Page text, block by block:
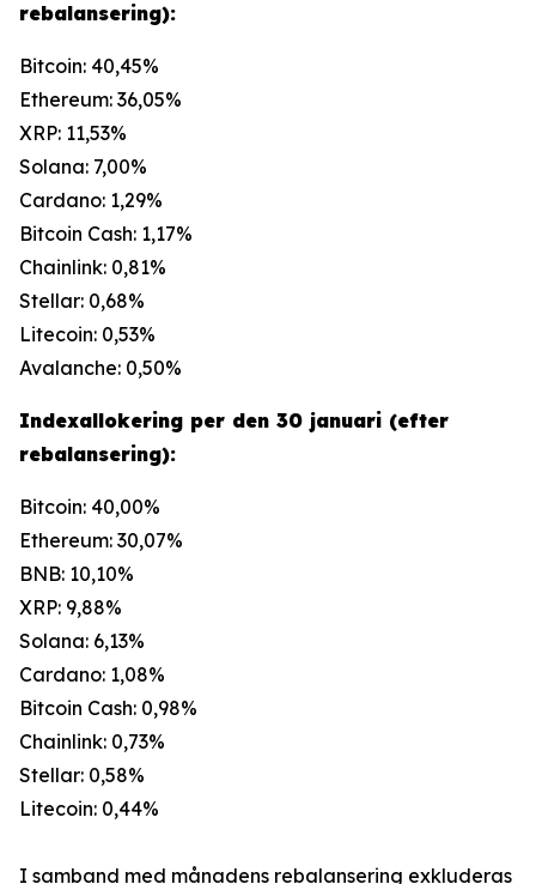
rebalansering):
Bitcoin: 40,45%
Ethereum: 36,05%
XRP: 11,53%
Solana: 7,00%
Cardano: 1,29%
Bitcoin Cash: 1,17%
Chainlink: 0,81%
Stellar: 0,68%
Litecoin: 0,53%
Avalanche: 0,50%
Indexallokering per den 30 januari (efter
rebalansering):
Bitcoin: 40,00%
Ethereum: 30,07%
BNB: 10,10%
XRP: 9,88%
Solana: 6,13%
Cardano: 1,08%
Bitcoin Cash: 0,98%
Chainlink: 0,73%
Stellar: 0,58%
Litecoin: 0,44%
I samband med månadens rebalansering exkluderas